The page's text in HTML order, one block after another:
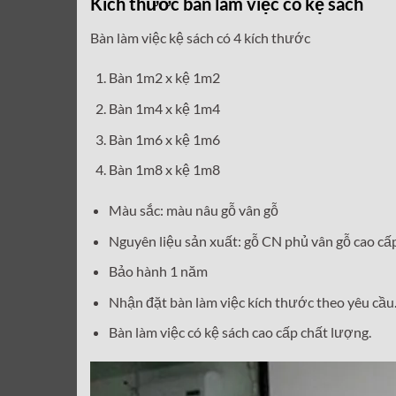
Bàn làm việc kệ sách có 4 kích thước
Bàn 1m2 x kệ 1m2
Bàn 1m4 x kệ 1m4
Bàn 1m6 x kệ 1m6
Bàn 1m8 x kệ 1m8
Màu sắc: màu nâu gỗ vân gỗ
Nguyên liệu sản xuất: gỗ CN phủ vân gỗ cao
Bảo hành 1 năm
Nhận đặt bàn làm việc kích thước theo yêu cầu.
Bàn làm việc có kệ sách cao cấp chất lượng.